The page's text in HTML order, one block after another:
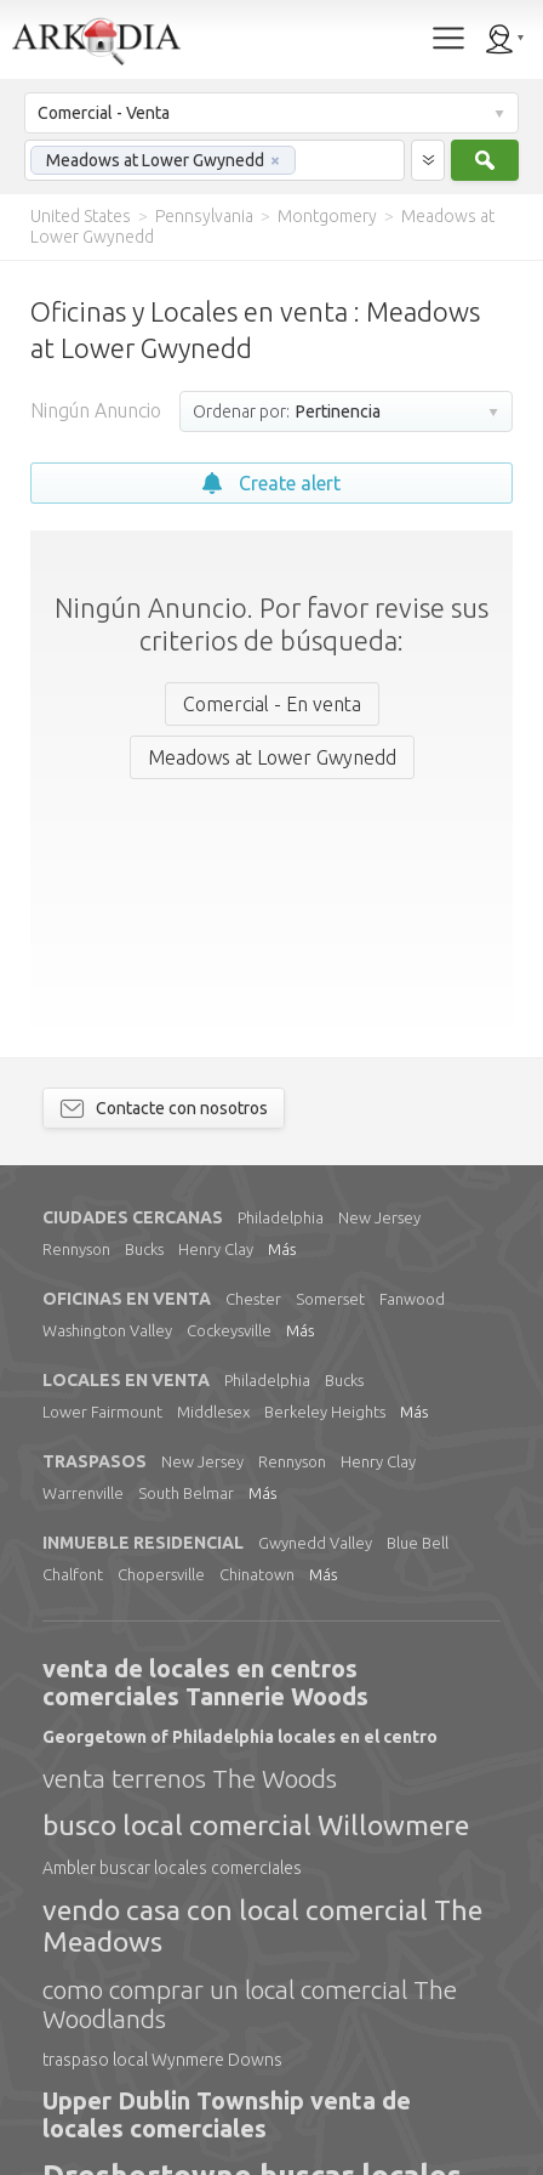
Comercial - Venta
Meadows at Lower Gwynedd ×
United States > Pennsylvania > Montgomery > Meadows at
Lower Gwynedd
Oficinas y Locales en venta : Meadows
at Lower Gwynedd
Ningún Anuncio Ordenar por: Pertinencia
Create alert
Ningún Anuncio. Por favor revise sus
criterios de búsqueda:
Comercial - En venta
Meadows at Lower Gwynedd
Contacte con nosotros
CIUDADES CERCANAS Philadelphia
New Jersey
Rennyson
Bucks Henry Clay Más
OFICINAS EN VENTA Chester Somerset
Fanwood
Washington Valley
Cockeysville Más
LOCALES EN VENTA Philadelphia
Bucks
Lower Fairmount
Middlesex Berkeley Heights Más
TRASPASOS New Jersey Rennyson
Henry Clay
Warrenville
South Belmar Más
INMUEBLE RESIDENCIAL Gwynedd Valley
Blue Bell
Chalfont
Chopersville Chinatown Más
venta de locales en centros
comerciales Tannerie Woods
Georgetown of Philadelphia locales en el centro
venta terrenos The Woods
busco local comercial Willowmere
Ambler buscar locales comerciales
vendo casa con local comercial The
Meadows
como comprar un local comercial The
Woodlands
traspaso local Wynmere Downs
Upper Dublin Township venta de
locales comerciales